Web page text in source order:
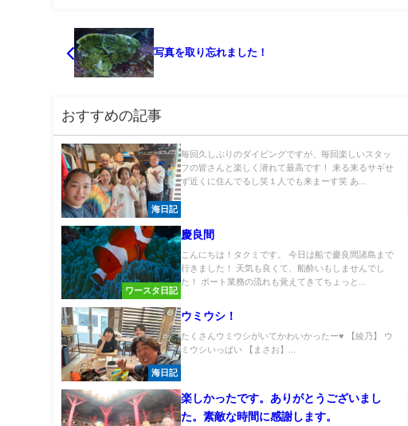
写真を取り忘れました！
おすすめの記事
海日記
毎回久しぶりのダイビングですが、毎回楽しいスタッ
フの皆さんと楽しく潜れて最高です！ 来る来るサギせ
ず近くに住んでるし笑１人でも来まーす笑 あ...
ワースタ日記
慶良間
こんにちは！タクミです。 今日は船で慶良間諸島まで
行きました！ 天気も良くて、船酔いもしませんでし
た！ ボート業務の流れも覚えてきてちょっと...
海日記
ウミウシ！
たくさんウミウシがいてかわいかったー♥ 【綾乃】 ウ
ミウシいっぱい 【まさお】...
楽しかったです。ありがとうございまし
た。素敵な時間に感謝します。